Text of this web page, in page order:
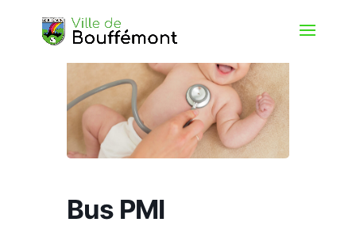
Bus PMI